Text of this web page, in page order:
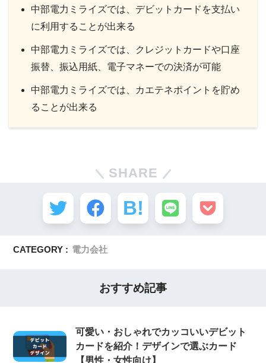
中部電力ミライズでは、デビットカードを支払い
に利用することが出来る
中部電力ミライズでは、クレジットカードや口座
振替、振込用紙、電子マネーでの決済が可能
中部電力ミライズでは、カエテネポイントを貯め
ることが出来る
SHARE
CATEGORY : 電力会社
おすすめ記事
可愛い・おしゃれでカッコいいデビット
カードを紹介！デザインで選ぶカード
【男性・女性向け】